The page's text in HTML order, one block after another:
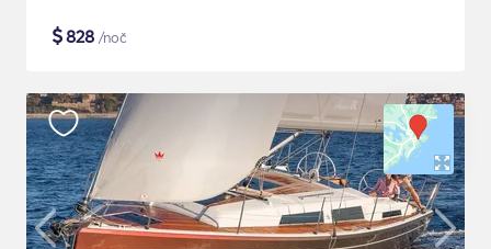
$828 /noč